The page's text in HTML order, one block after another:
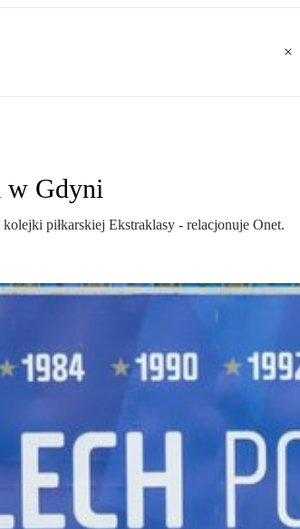
w Gdyni
piłkarskiej Ekstraklasy - relacjonuje Onet.